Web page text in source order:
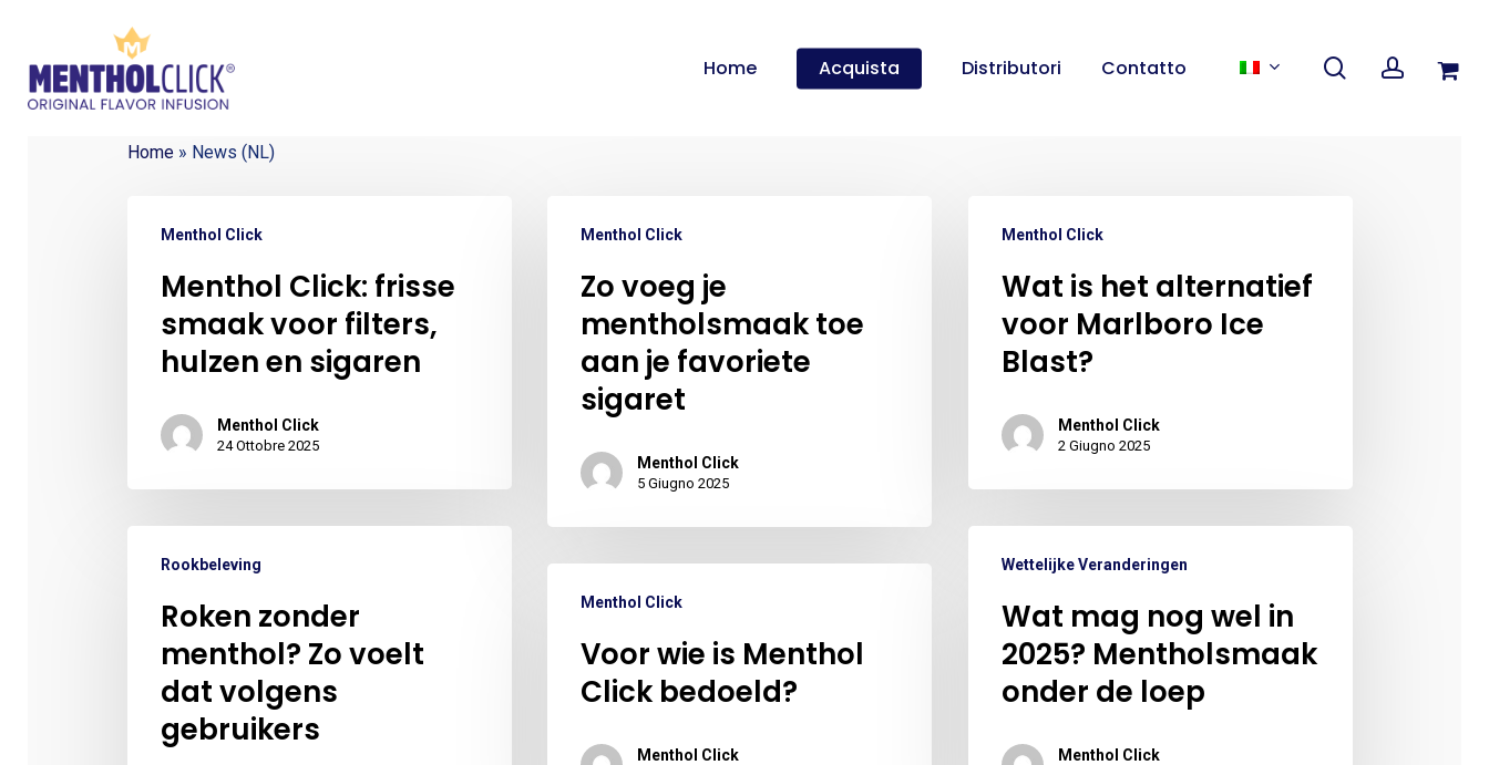
content
Home Acquista Distributori Contatto searchaccount
Carrello Cart
Home » News (NL)
Menthol Click
Menthol Click: frisse
smaak voor filters,
hulzen en sigaren
Menthol Click
24 Ottobre 2025
Menthol Click
Zo voeg je
mentholsmaak toe
aan je favoriete
sigaret
Menthol Click
5 Giugno 2025
Menthol Click
Wat is het alternatief
voor Marlboro Ice
Blast?
Menthol Click
2 Giugno 2025
Rookbeleving
Roken zonder
menthol? Zo voelt
dat volgens
gebruikers
Wettelijke Veranderingen
Wat mag nog wel in
2025? Mentholsmaak
onder de loep
Menthol Click
Menthol Click
Voor wie is Menthol
Click bedoeld?
Menthol Click